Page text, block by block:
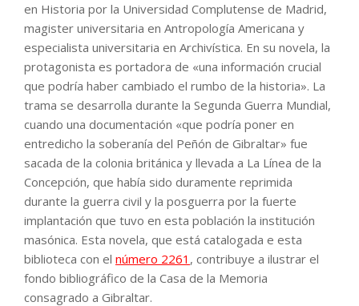
en Historia por la Universidad Complutense de Madrid,
magister universitaria en Antropología Americana y
especialista universitaria en Archivística. En su novela, la
protagonista es portadora de «una información crucial
que podría haber cambiado el rumbo de la historia». La
trama se desarrolla durante la Segunda Guerra Mundial,
cuando una documentación «que podría poner en
entredicho la soberanía del Peñón de Gibraltar» fue
sacada de la colonia británica y llevada a La Línea de la
Concepción, que había sido duramente reprimida
durante la guerra civil y la posguerra por la fuerte
implantación que tuvo en esta población la institución
masónica. Esta novela, que está catalogada e esta
biblioteca con el número 2261 , contribuye a ilustrar el
fondo bibliográfico de la Casa de la Memoria
consagrado a Gibraltar.